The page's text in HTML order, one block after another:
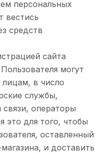
персональных
вестись
средств
сайта
могут
лицам, в число
службы,
операторы
это для того, чтобы
оставленный
и доставить